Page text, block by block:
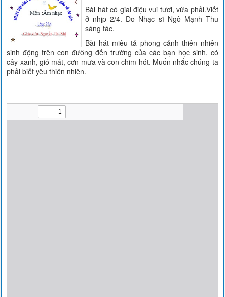
Bài hát có giai điệu vui tươi, vừa phải.Viết
ở nhịp 2/4. Do Nhạc sĩ Ngô Mạnh Thu
sáng tác.
Bài hát miêu tả phong cảnh thiên nhiên
sinh động trên con đường đến trường của các bạn học sinh, có
cây xanh, gió mát, cơn mưa và con chim hót. Muốn nhắc chúng ta
phải biết yêu thiên nhiên.